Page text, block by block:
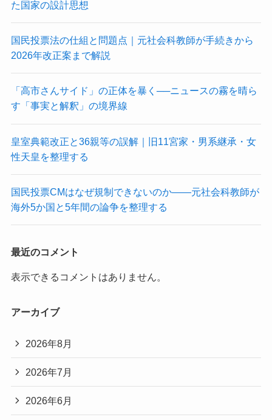
た国家の設計思想
国民投票法の仕組と問題点｜元社会科教師が手続きから
2026年改正案まで解説
「高市さんサイド」の正体を暴く──ニュースの霧を晴ら
す「事実と解釈」の境界線
皇室典範改正と36親等の誤解｜旧11宮家・男系継承・女
性天皇を整理する
国民投票CMはなぜ規制できないのか——元社会科教師が
海外5か国と5年間の論争を整理する
最近のコメント
表示できるコメントはありません。
アーカイブ
2026年8月
2026年7月
2026年6月